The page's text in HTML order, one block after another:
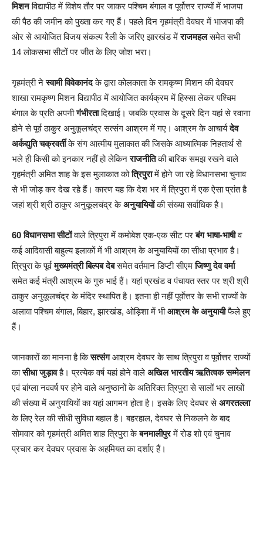
मिशनविद्यापीठ में विशेष तौर पर जाकर पश्चिम बंगाल व पूर्वोत्तर राज्यों में भाजपा
की पैठ की जमीन को पुख्ता कर गए हैं। पहले दिन गृहमंत्री देवघर में भाजपा की
ओर से आयोजित विजय संकल्प रैली के जरिए झारखंड मेंराजमहलसमेत सभी
14 लोकसभा सीटों पर जीत के लिए जोश भरा।
गृहमंत्री नेस्वामी विवेकानंदके द्वारा कोलकाता के रामकृष्ण मिशन की देवघर
शाखा रामकृष्ण मिशन विद्यापीठ में आयोजित कार्यक्रम में हिस्सा लेकर पश्चिम
बंगाल के प्रति अपनीगंभीरतादिखाई। जबकि प्रवास के दूसरे दिन यहां से रवाना
होने से पूर्व ठाकुर अनुकूलचंद्र सत्संग आश्रम में गए। आश्रम के आचार्यदेव
अर्कद्युति चक्रवर्तीके संग आत्मीय मुलाकात की जिसके आध्यात्मिक निहतार्थ से
भले ही किसी को इनकार नहीं हो लेकिनराजनीतिकी बारिक समझ रखने वाले
गृहमंत्री अमित शाह के इस मुलाकात कोत्रिपुरामें होने जा रहे विधानसभा चुनाव
से भी जोड़ कर देख रहे हैं। कारण यह कि देश भर में त्रिपुरा में एक ऐसा प्रांत है
जहां श्री श्री ठाकुर अनुकूलचंद्र केअनुयायियोंकी संख्या सर्वाधिक है।
60 विधानसभा सीटोंवाले त्रिपुरा में कमोबेश एक-एक सीट परबंग भाषा-भाषीव
कई आदिवासी बाहुल्य इलाकों में भी आश्रम के अनुयायियों का सीधा प्रभाव है।
त्रिपुरा के पूर्वमुख्यमंत्री बिल्पब देबसमेत वर्तमान डिप्टी सीएमजिष्णु देव वर्मा
समेत कई मंत्री आश्रम के गुरु भाई हैं। यहां प्रखंड व पंचायत स्तर पर श्री श्री
ठाकुर अनुकूलचंद्र के मंदिर स्थापित है। इतना ही नहीं पूर्वाेत्तर के सभी राज्यों के
अलावा पश्चिम बंगाल, बिहार, झारखंड, ओड़िशा में भीआश्रम के अनुयायीफैले हुए
हैं।
जानकारों का मानना है किसत्संगआश्रम देवघर के साथ त्रिपुरा व पूर्वोत्तर राज्यों
कासीधा जुड़ावहै। प्रत्येक वर्ष यहां होने वाले अखिल भारतीय ऋतित्वक सम्मेलन
एवं बांग्ला नववर्ष पर होने वाले अनुष्ठानों के अतिरिक्त त्रिपुरा से सालों भर लाखों
की संख्या में अनुयायियों का यहां आगमन होता है। इसके लिए देवघर सेअगरतल्ला
के लिए रेल की सीधी सुविधा बहाल है। बहरहाल, देवघर से निकलने के बाद
सोमवार को गृहमंत्री अमित शाह त्रिपुरा केबनमालीपुरमें रोड शो एवं चुनाव
प्रचार कर देवघर प्रवास के अहमियत का दर्शाए हैं।